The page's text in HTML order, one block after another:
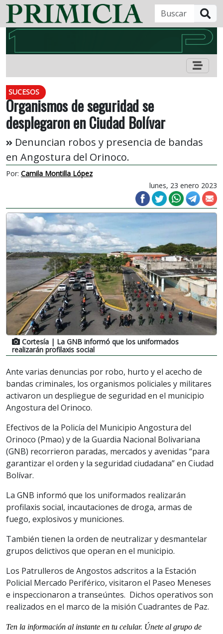
SUCESOS
Organismos de seguridad se
desplegaron en Ciudad Bolívar
Denuncian robos y presencia de bandas
en Angostura del Orinoco.
Por: Camila Montilla López
lunes, 23 enero 2023
Cortesía | La GNB informó que los uniformados
realizarán profilaxis social
Ante varias denuncias por robo, hurto y el acecho de
bandas criminales, los organismos policiales y militares
activaron un despliegue de seguridad en el municipio
Angostura del Orinoco.
Efectivos de la Policía del Municipio Angostura del
Orinoco (Pmao) y de la Guardia Nacional Bolivariana
(GNB) recorrieron paradas, mercados y avenidas “para
garantizar el orden y la seguridad ciudadana” en Ciudad
Bolívar.
La GNB informó que los uniformados realizarán
profilaxis social, incautaciones de droga, armas de
fuego, explosivos y municiones.
También tienen la orden de neutralizar y desmantelar
grupos delictivos que operan en el municipio.
Los Patrulleros de Angostos adscritos a la Estación
Policial Mercado Periférico, visitaron el Paseo Meneses
e inspeccionaron a transeúntes. Dichos operativos son
realizados en el marco de la misión Cuadrantes de Paz.
Ten la información al instante en tu celular. Únete al grupo de